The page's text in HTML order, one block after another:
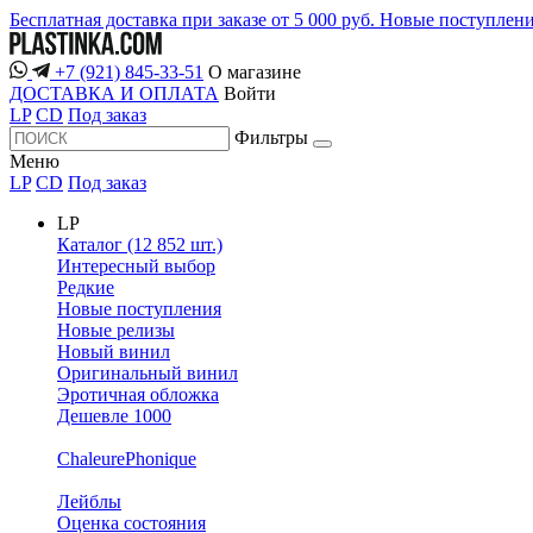
Бесплатная доставка при заказе от 5 000 руб. Новые
+7 (921) 845-33-51 О магазине
ДОСТАВКА И ОПЛАТА Войти
LP CD Под заказ
Фильтры
Меню
LP CD Под заказ
LP
Каталог (12 852 шт.)
Интересный выбор
Редкие
Новые поступления
Новые релизы
Новый винил
Оригинальный винил
Эротичная обложка
Дешевле 1000
ChaleurePhonique
Лейблы
Оценка состояния